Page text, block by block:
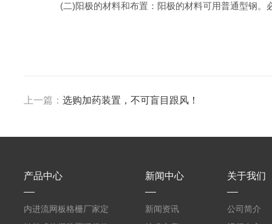
(二)阳极的材料和布置：阳极的材料可用普通型钢。
上一篇： 选购加药装置，不可盲目跟风！
产品中心
内进流网板格栅厂家定
新闻中心
新闻资讯
关于我们
公司简介